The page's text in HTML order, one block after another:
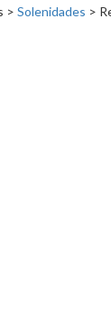
> Solenidades >